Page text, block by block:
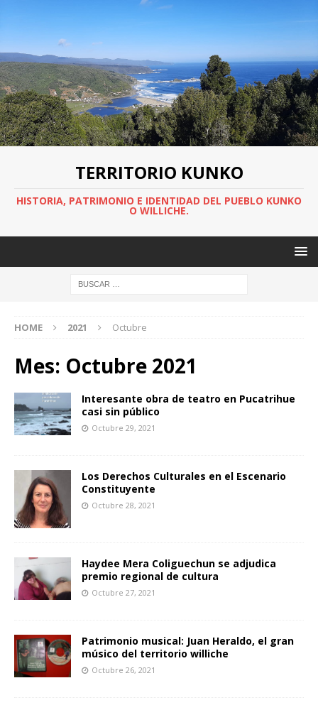
TERRITORIO KUNKO
HISTORIA, PATRIMONIO E IDENTIDAD DEL PUEBLO KUNKO
O WILLICHE.
HOME 2021 Octubre
Mes: Octubre 2021
Interesante obra de teatro en Pucatrihue
casi sin público
Octubre 29, 2021
Los Derechos Culturales en el Escenario
Constituyente
Octubre 28, 2021
Haydee Mera Coliguechun se adjudica
premio regional de cultura
Octubre 27, 2021
Patrimonio musical: Juan Heraldo, el gran
músico del territorio williche
Octubre 26, 2021